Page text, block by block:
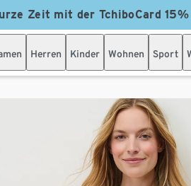
Zeit mit der TchiboCard
Herren Kinder Wohnen Sport